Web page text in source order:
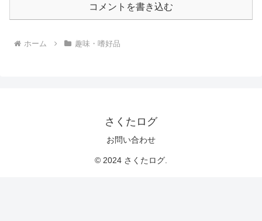
コメントを書き込む
ホーム 趣味・嗜好品
さくたログ
お問い合わせ
© 2024 さくたログ.